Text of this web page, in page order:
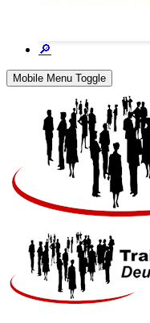
🔎
Mobile Menu Toggle